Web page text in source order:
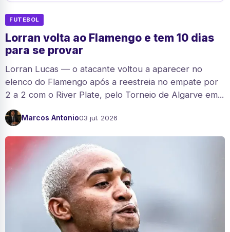
FUTEBOL
Lorran volta ao Flamengo e tem 10 dias
para se provar
Lorran Lucas — o atacante voltou a aparecer no
elenco do Flamengo após a reestreia no empate por
2 a 2 com o River Plate, pelo Torneio de Algarve em...
Marcos Antonio03 jul. 2026